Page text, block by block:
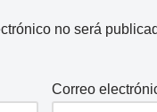
no será
Correo